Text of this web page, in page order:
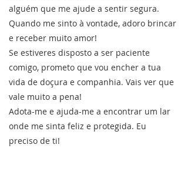
alguém que me ajude a sentir segura.
Quando me sinto à vontade, adoro brincar
e receber muito amor!
Se estiveres disposto a ser paciente
comigo, prometo que vou encher a tua
vida de doçura e companhia. Vais ver que
vale muito a pena!
Adota-me e ajuda-me a encontrar um lar
onde me sinta feliz e protegida. Eu
preciso de ti!